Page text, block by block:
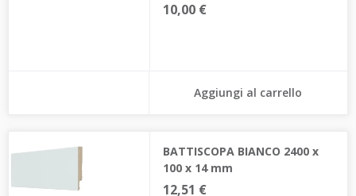
10,00 €
Aggiungi al carrello
BATTISCOPA BIANCO 2400 x
100 x 14 mm
12,51 €